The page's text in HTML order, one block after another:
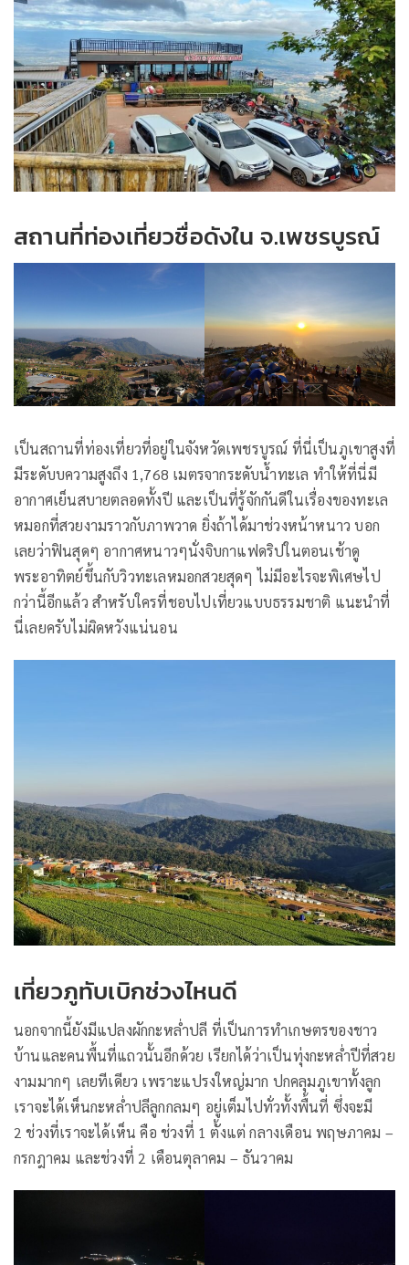
สถานที่ท่องเที่ยวชื่อดังใน จ.เพชรบูรณ์
เป็นสถานที่ท่องเที่ยวที่อยู่ในจังหวัดเพชรบูรณ์ ที่นี่เป็นภูเขาสูงที่
มีระดับบความสูงถึง 1,768 เมตรจากระดับน้ำทะเล ทำให้ที่นี่มี
อากาศเย็นสบายตลอดทั้งปี และเป็นที่รู้จักกันดีในเรื่องของทะเล
หมอกที่สวยงามราวกับภาพวาด ยิ่งถ้าได้มาช่วงหน้าหนาว บอก
เลยว่าฟินสุดๆ อากาศหนาวๆนั่งจิบกาแฟดริปในตอนเช้าดู
พระอาทิตย์ขึ้นกับวิวทะเลหมอกสวยสุดๆ ไม่มีอะไรจะพิเศษไป
กว่านี้อีกแล้ว สำหรับใครที่ชอบไปเที่ยวแบบธรรมชาติ แนะนำที่
นี่เลยครับไม่ผิดหวังแน่นอน
เที่ยวภูทับเบิกช่วงไหนดี
นอกจากนี้ยังมีแปลงผักกะหล่ำปลี ที่เป็นการทำเกษตรของชาว
บ้านและคนพื้นที่แถวนั้นอีกด้วย เรียกได้ว่าเป็นทุ่งกะหล่ำปีที่สวย
งามมากๆ เลยทีเดียว เพราะแปรงใหญ่มาก ปกคลุมภูเขาทั้งลูก
เราจะได้เห็นกะหล่ำปลีลูกกลมๆ อยู่เต็มไปทั่วทั้งพื้นที่ ซึ่งจะมี
2 ช่วงที่เราจะได้เห็น คือ ช่วงที่ 1 ตั้งแต่ กลางเดือน พฤษภาคม –
กรกฎาคม และช่วงที่ 2 เดือนตุลาคม – ธันวาคม